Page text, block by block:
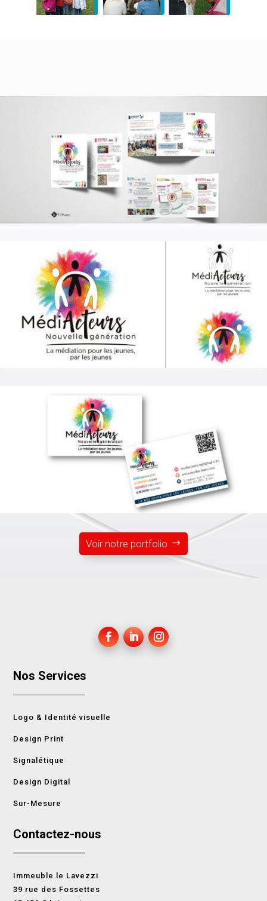
Voir notre portfolio
Nos Services
Logo & Identité visuelle
Design Print
Signalétique
Design Digital
Sur-Mesure
Contactez-nous
Immeuble le Lavezzi
39 rue des Fossettes